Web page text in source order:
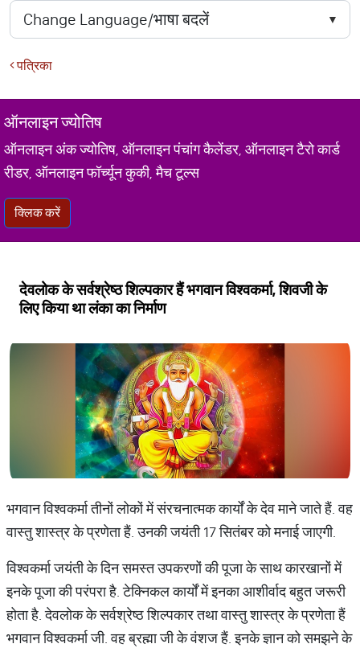
पत्रिका
ऑनलाइन ज्योतिष
ऑनलाइन अंक ज्योतिष, ऑनलाइन पंचांग कैलेंडर, ऑनलाइन टैरो कार्ड
रीडर, ऑनलाइन फॉर्च्यून कुकी, मैच टूल्स
क्लिक करें
देवलोक के सर्वश्रेष्ठ शिल्पकार हैं भगवान विश्वकर्मा, शिवजी के
लिए किया था लंका का निर्माण
भगवान विश्वकर्मा तीनों लोकों में संरचनात्मक कार्यों के देव माने जाते हैं. वह
वास्तु शास्त्र के प्रणेता हैं. उनकी जयंती 17 सितंबर को मनाई जाएगी.
विश्वकर्मा जयंती के दिन समस्त उपकरणों की पूजा के साथ कारखानों में
इनके पूजा की परंपरा है. टेक्निकल कार्यों में इनका आशीर्वाद बहुत जरूरी
होता है. देवलोक के सर्वश्रेष्ठ शिल्पकार तथा वास्तु शास्त्र के प्रणेता हैं
भगवान विश्वकर्मा जी. वह ब्रह्मा जी के वंशज हैं. इनके ज्ञान को समझने के